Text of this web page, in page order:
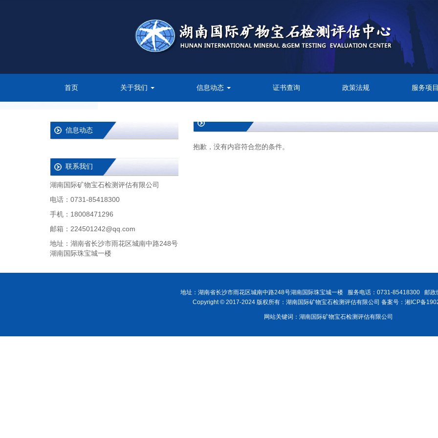
首页 关于我们 信息动态 证书查询 政策法规 服务项目
抱歉，没有内容符合您的条件。
信息动态
联系我们
湖南国际矿物宝石检测评估有限公司
电话：0731-85418300
手机：18008471296
邮箱：224501242@qq.com
地址：湖南省长沙市雨花区城南中路248号
湖南国际珠宝城一楼
地址：湖南省长沙市雨花区城南中路248号湖南国际珠宝城一楼 服务电话：0731-85418300 邮政
Copyright © 2017-2024 版权所有：湖南国际矿物宝石检测评估有限公司 备案号：湘ICP备
网站关键词：湖南国际矿物宝石检测评估有限公司